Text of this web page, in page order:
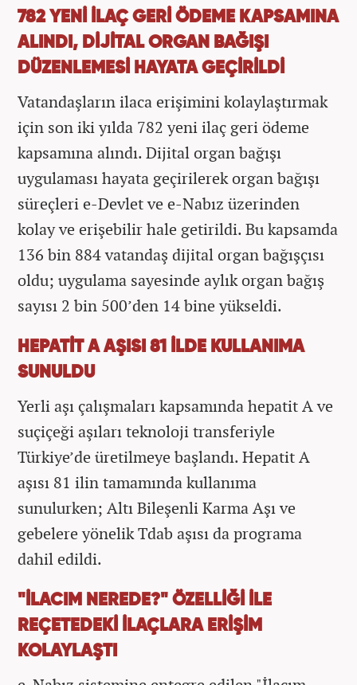
782 YENİ İLAÇ GERİ ÖDEME KAPSAMINA
ALINDI, DİJİTAL ORGAN BAĞIŞI
DÜZENLEMESİ HAYATA GEÇİRİLDİ
Vatandaşların ilaca erişimini kolaylaştırmak
için son iki yılda 782 yeni ilaç geri ödeme
kapsamına alındı. Dijital organ bağışı
uygulaması hayata geçirilerek organ bağışı
süreçleri e-Devlet ve e-Nabız üzerinden
kolay ve erişebilir hale getirildi. Bu kapsamda
136 bin 884 vatandaş dijital organ bağışçısı
oldu; uygulama sayesinde aylık organ bağış
sayısı 2 bin 500’den 14 bine yükseldi.
HEPATİT A AŞISI 81 İLDE KULLANIMA
SUNULDU
Yerli aşı çalışmaları kapsamında hepatit A ve
suçiçeği aşıları teknoloji transferiyle
Türkiye’de üretilmeye başlandı. Hepatit A
aşısı 81 ilin tamamında kullanıma
sunulurken; Altı Bileşenli Karma Aşı ve
gebelere yönelik Tdab aşısı da programa
dahil edildi.
"İLACIM NEREDE?" ÖZELLİĞİ İLE
REÇETEDEKİ İLAÇLARA ERİŞİM
KOLAYLAŞTI